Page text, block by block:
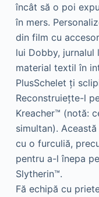
încât să o poi
în mers.
din film cu
lui Dobby, jurnalul
material textil în
PlusSchelet ţi
Reconstruieţte-l
Kreacher™ (notă:
simultan).
cu o furculiă,
pentru a-l înepa
Slytherin™.
Fă echipă cu